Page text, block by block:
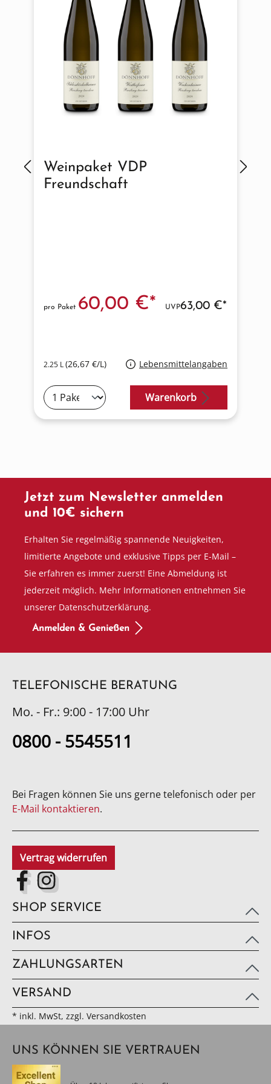
Weinpaket VDP
Freundschaft
2.25 L(26,67 €/L) Lebensmittelangaben
pro Paket 60,00 €* UVP63,00 €*
Warenkorb
Jetzt zum Newsletter anmelden
und 10€ sichern
Erhalten Sie regelmäßig spannende Neuigkeiten,
limitierte Angebote und exklusive Tipps per E-Mail –
Sie erfahren es immer zuerst! Eine Abmeldung ist
jederzeit möglich. Mehr Informationen entnehmen Sie
unserer Datenschutzerklärung.
Anmelden & Genießen
TELEFONISCHE BERATUNG
Mo. - Fr.: 9:00 - 17:00 Uhr
0800 - 5545511
Bei Fragen können Sie uns gerne telefonisch oder per
E-Mail kontaktieren.
Vertrag widerrufen
SHOP SERVICE
INFOS
ZAHLUNGSARTEN
VERSAND
* inkl. MwSt, zzgl. Versandkosten
UNS KÖNNEN SIE VERTRAUEN